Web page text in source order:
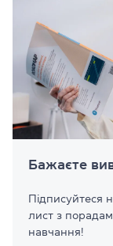
Бажаєте
Підписуйтеся
лист з
навчання!